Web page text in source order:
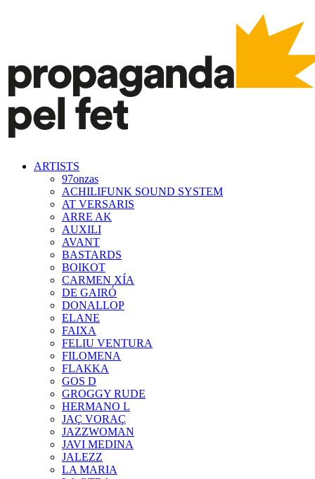
ARTISTS
97onzas
ACHILIFUNK SOUND SYSTEM
AT VERSARIS
ARRE AK
AUXILI
AVANT
BASTARDS
BOIKOT
CARMEN XÍA
DE GAIRÓ
DONALLOP
ELANE
FAIXA
FELIU VENTURA
FILOMENA
FLAKKA
GOS D
GROGGY RUDE
HERMANO L
JAÇ VORAÇ
JAZZWOMAN
JAVI MEDINA
JALEZZ
LA MARIA